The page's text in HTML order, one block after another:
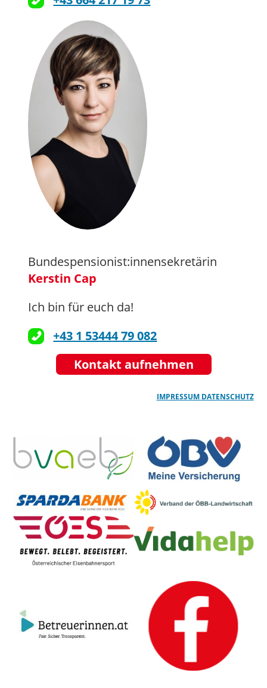
Bundespensionist:innensekretärin
Kerstin Cap
Ich bin für euch da!
+43 1 53444 79 082
Kontakt aufnehmen
IMPRESSUM DATENSCHUTZ